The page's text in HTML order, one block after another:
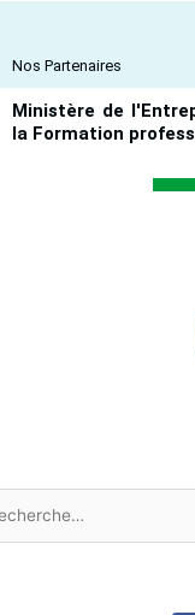
contenu
Nos Partenaires
Ministère de
la Formation
: